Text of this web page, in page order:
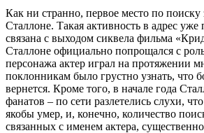
Как ни странно, первое место по поиску
Сталлоне. Такая активность в адрес уже
связана с выходом сиквела фильма
Сталлоне официально попрощался с
персонажа актер играл на протяжении
поклонникам было грустно узнать, что
вернется. Кроме того, в начале года
фанатов – по сети разлетелись слухи,
якобы умер, и, конечно, количество
связанных с именем актера,